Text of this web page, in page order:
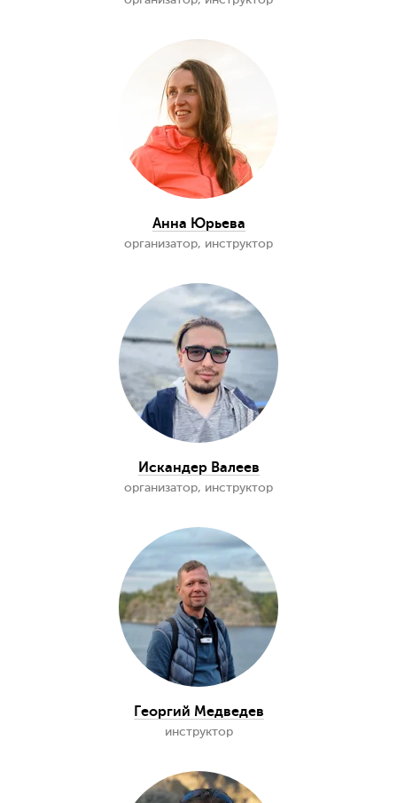
Алексей Соколов
Дарья Кузьмина
Анна Юрьева